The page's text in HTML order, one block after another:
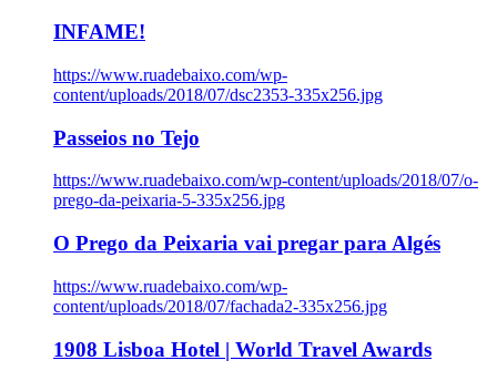
INFAME!
https://www.ruadebaixo.com/wp-
content/uploads/2018/07/dsc2353-335x256.jpg
Passeios no Tejo
https://www.ruadebaixo.com/wp-content/uploads/2018/07/o-
prego-da-peixaria-5-335x256.jpg
O Prego da Peixaria vai pregar para Algés
https://www.ruadebaixo.com/wp-
content/uploads/2018/07/fachada2-335x256.jpg
1908 Lisboa Hotel | World Travel Awards